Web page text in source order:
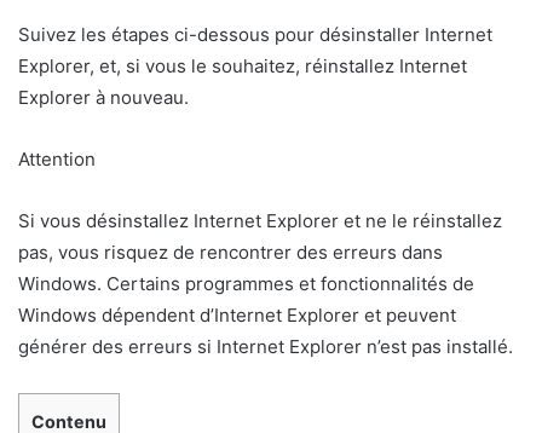
Suivez les étapes ci-dessous pour désinstaller Internet
Explorer, et, si vous le souhaitez, réinstallez Internet
Explorer à nouveau.
Attention
Si vous désinstallez Internet Explorer et ne le réinstallez
pas, vous risquez de rencontrer des erreurs dans
Windows. Certains programmes et fonctionnalités de
Windows dépendent d’Internet Explorer et peuvent
générer des erreurs si Internet Explorer n’est pas installé.
Contenu